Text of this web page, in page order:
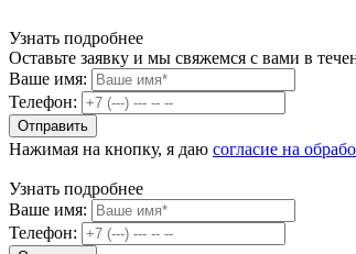
Узнать подробнее
Оставьте заявку и мы свяжемся с вами в
Ваше имя:
Телефон:
Нажимая на кнопку, я даю согласие на
Узнать подробнее
Ваше имя:
Телефон: